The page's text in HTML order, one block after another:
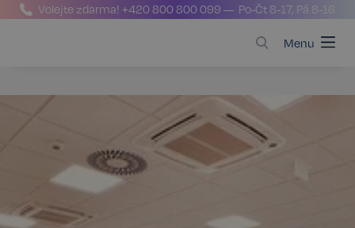
Volejte zdarma!+420 800 800 099 — Po-Čt 8-17, Pá 8-16
Menu